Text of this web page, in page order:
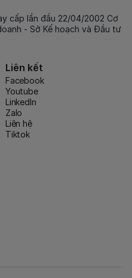
cấp lần đầu 22/04/2002 Cơ
- Sở Kế hoạch và Đầu tư
Liên kết
Facebook
Youtube
LinkedIn
Zalo
Liên hệ
Tiktok